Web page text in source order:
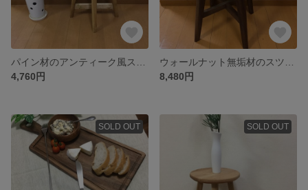
4,760円
8,480円
SOLD OUT SOLD OUT